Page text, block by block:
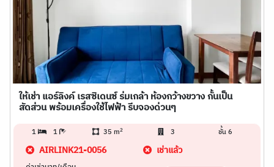
ให้เช่า แอร์ลิงค์ เรสซิเดนซ์ ร่มเกล้า ห้องกว้างขวาง กั้นเป็น
สัดส่วน พร้อมเครื่องใช้ไฟฟ้า รีบจองด่วนๆ
1 1 35 m2 3 ชั้น 6
AIRLINK21-0056 เช่าแล้ว